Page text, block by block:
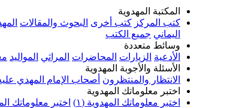
المكتبة المهدوية
كتب المركز كتب أخرى البحوث والمقالات
اليماني جميع الكتب
وسائط متعددة
الأدعية الزيارات المحاضرات المراثي المواليد
الأسئلة والأجوبة المهدوية
الانتظار والمنتظرون أصحاب الإمام المهدي
اختبر معلوماتك المهدوية
اختبر معلوماتك المهدوية (١)
اختبر معلوماتك